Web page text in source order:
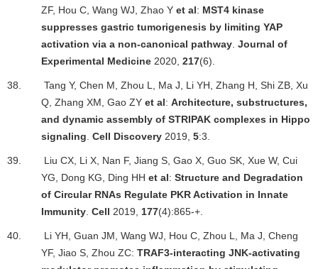
ZF, Hou C, Wang WJ, Zhao Y et al: MST4 kinase
suppresses gastric tumorigenesis by limiting YAP
activation via a non-canonical pathway. Journal of
Experimental Medicine 2020, 217(6).
38.
Tang Y, Chen M, Zhou L, Ma J, Li YH, Zhang H, Shi ZB, Xu
Q, Zhang XM, Gao ZY et al: Architecture, substructures,
and dynamic assembly of STRIPAK complexes in Hippo
signaling. Cell Discovery 2019, 5:3.
39.
Liu CX, Li X, Nan F, Jiang S, Gao X, Guo SK, Xue W, Cui
YG, Dong KG, Ding HH et al: Structure and Degradation
of Circular RNAs Regulate PKR Activation in Innate
Immunity. Cell 2019, 177(4):865-+.
40.
Li YH, Guan JM, Wang WJ, Hou C, Zhou L, Ma J, Cheng
YF, Jiao S, Zhou ZC: TRAF3-interacting JNK-activating